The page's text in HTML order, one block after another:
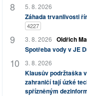
5. 8. 2026
Záhada trvanlivosti
4227
3. 8. 2026 Oldřich
Spotřeba vody v JE
3. 8. 2026
Klausův podržtaška
zahraničí tají úzké
spřízněným